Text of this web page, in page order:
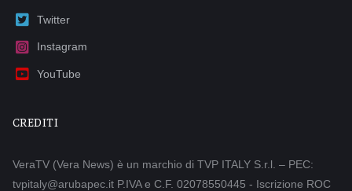
Twitter
Instagram
YouTube
CREDITI
VeraTV (Vera News) è un marchio di TVP ITALY S.r.l. – PEC:
tvpitaly@arubapec.it P.IVA e C.F. 02078550445 - Iscrizione ROC